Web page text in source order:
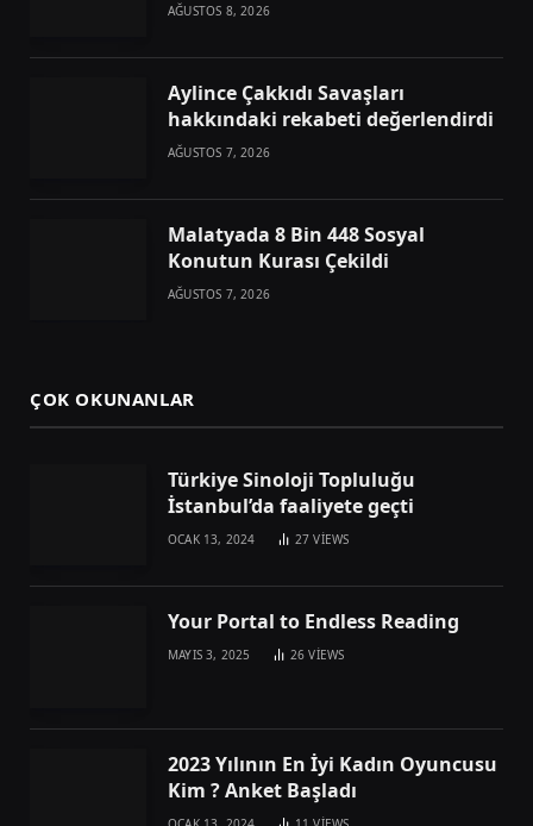
AĞUSTOS 8, 2026
Aylince Çakkıdı Savaşları
hakkındaki rekabeti değerlendirdi
AĞUSTOS 7, 2026
Malatyada 8 Bin 448 Sosyal
Konutun Kurası Çekildi
AĞUSTOS 7, 2026
ÇOK OKUNANLAR
Türkiye Sinoloji Topluluğu
İstanbul’da faaliyete geçti
OCAK 13, 2024 27VIEWS
Your Portal to Endless Reading
MAYIS 3, 2025 26VIEWS
2023 Yılının En İyi Kadın Oyuncusu
Kim ? Anket Başladı